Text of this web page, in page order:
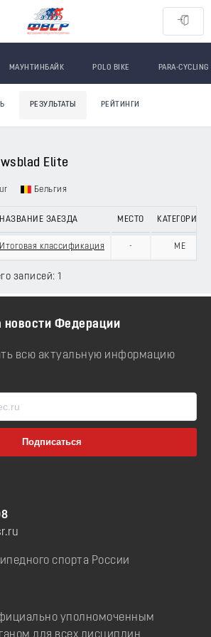
МАУНТИНБАЙК POLO BIKE PARA-CYCLING
РЕЗУЛЬТАТЫ РЕЙТИНГИ
Elite
Бельгия
НАЗВАНИЕ ЗАЕЗДА МЕСТО КАТЕГОРИЯ
Итоговая классификация - ME
записей: 1
новости Федерации
всю актуальную информацию
спорта России
уполномоченным